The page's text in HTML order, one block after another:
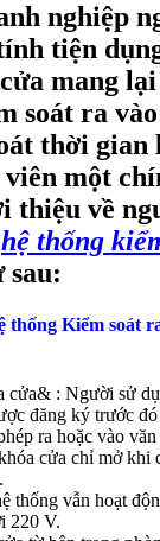
nghiệp
tiện
mang
soát ra
thời gian
một
thiệu về
hệ thống
sau:
thống Kiểm soát
cửa& : Người sử
đăng ký trước
ra hoặc vào
cửa chỉ mở khi
thống vẫn hoạt
220 V.